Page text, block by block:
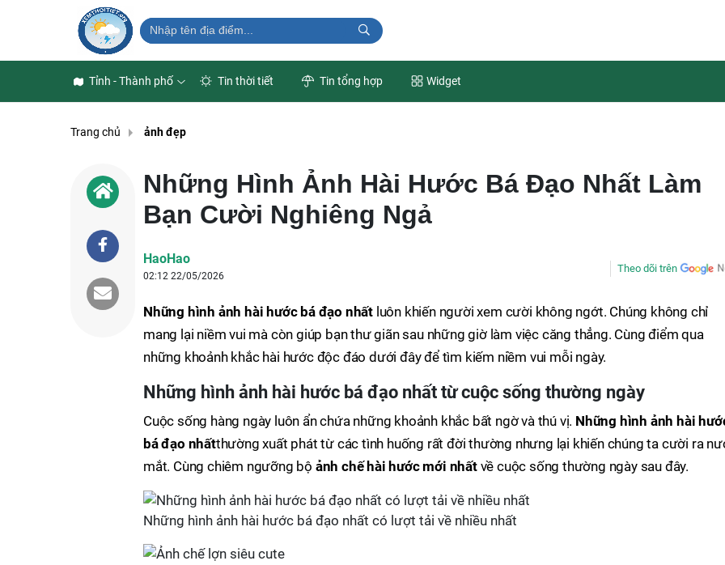
Tỉnh - Thành phố Tin thời tiết Tin tổng hợp Widget
Trang chủ ảnh đẹp
Những Hình Ảnh Hài Hước Bá Đạo Nhất Làm
Bạn Cười Nghiêng Ngả
HaoHao
02:12 22/05/2026
Theo dõi trên
Những hình ảnh hài hước bá đạo nhất luôn khiến người xem cười không ngớt. Chúng không chỉ
mang lại niềm vui mà còn giúp bạn thư giãn sau những giờ làm việc căng thẳng. Cùng điểm qua
những khoảnh khắc hài hước độc đáo dưới đây để tìm kiếm niềm vui mỗi ngày.
Những hình ảnh hài hước bá đạo nhất từ cuộc sống thường ngày
Cuộc sống hàng ngày luôn ẩn chứa những khoảnh khắc bất ngờ và thú vị. Những hình ảnh hài
bá đạo nhấtthường xuất phát từ các tình huống rất đời thường nhưng lại khiến chúng ta cười ra
mắt. Cùng chiêm ngưỡng bộ ảnh chế hài hước mới nhấtvề cuộc sống thường ngày sau đây.
Những hình ảnh hài hước bá đạo nhất có lượt tải về nhiều nhất